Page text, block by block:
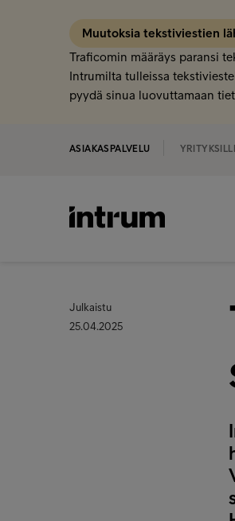
Muutoksia tekstiviestien
Traficomin määräys paransi
Intrumilta tulleissa
pyydä sinua luovuttamaan
ASIAKASPALVELU
Julkaistu
25.04.2025